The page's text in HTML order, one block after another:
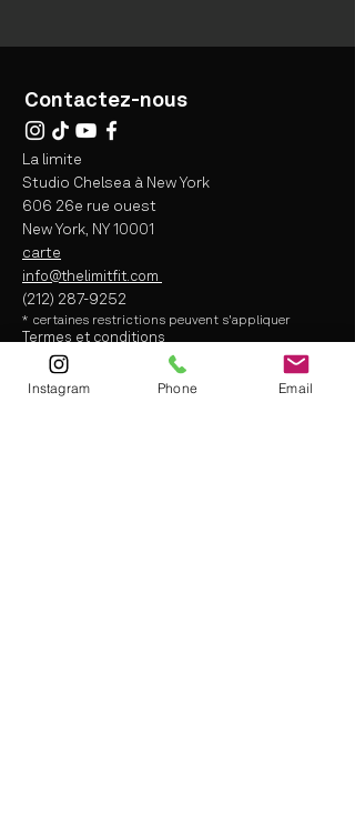
Contactez-nous
La limite
Studio Chelsea à New York
606 26e rue ouest
New York, NY 10001
carte
info@thelimitfit.com
(212) 287-9252
* certaines restrictions peuvent s'appliquer
Termes et conditions
Renonciation à la responsabilité
politique de confidentialité
Instagram Phone Email